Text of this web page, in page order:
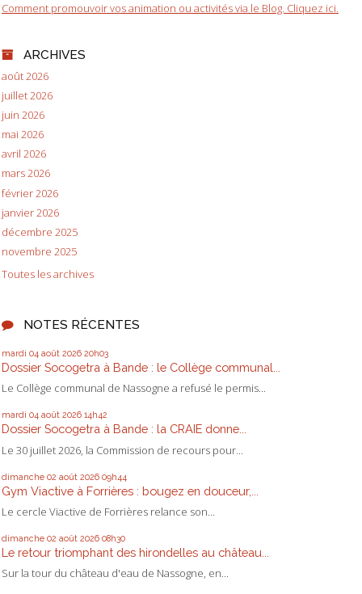
Comment promouvoir vos animation ou activités via le Blog. Cliquez ici.
ARCHIVES
août 2026
juillet 2026
juin 2026
mai 2026
avril 2026
mars 2026
février 2026
janvier 2026
décembre 2025
novembre 2025
Toutes les archives
NOTES RÉCENTES
mardi 04 août 2026 20h03
Dossier Socogetra à Bande : le Collège communal...
Le Collège communal de Nassogne a refusé le permis...
mardi 04 août 2026 14h42
Dossier Socogetra à Bande : la CRAIE donne...
Le 30 juillet 2026, la Commission de recours pour...
dimanche 02 août 2026 09h44
Gym Viactive à Forrières : bougez en douceur,...
Le cercle Viactive de Forrières relance son...
dimanche 02 août 2026 08h30
Le retour triomphant des hirondelles au château...
Sur la tour du château d'eau de Nassogne, en...